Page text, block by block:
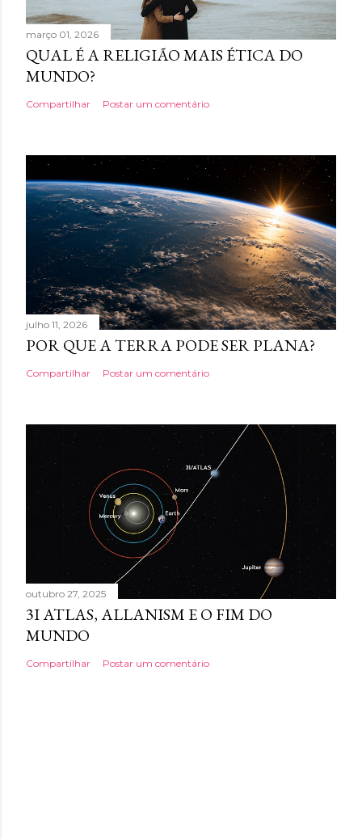
março 01, 2026
QUAL É A RELIGIÃO MAIS ÉTICA DO
MUNDO?
Compartilhar Postar um comentário
julho 11, 2026
POR QUE A TERRA PODE SER PLANA?
Compartilhar Postar um comentário
outubro 27, 2025
3I ATLAS, ALLANISM E O FIM DO
MUNDO
Compartilhar Postar um comentário